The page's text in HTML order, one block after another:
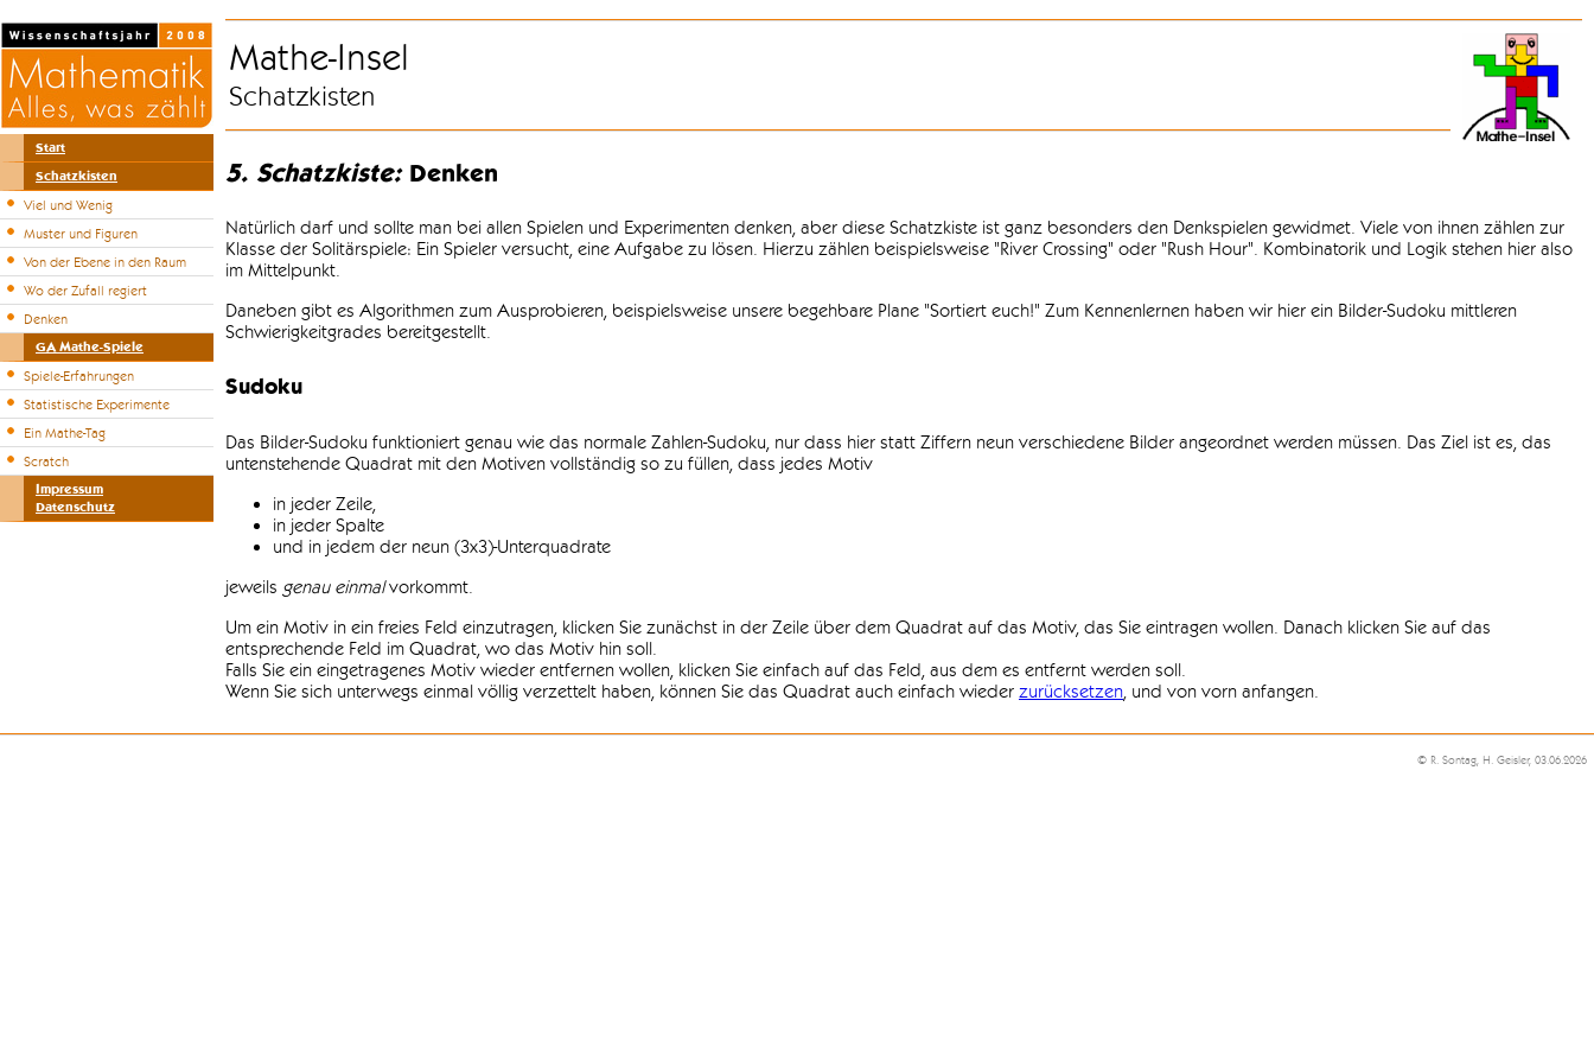
Start
Schatzkisten
Viel und Wenig
Muster und Figuren
Von der Ebene in den Raum
Wo der Zufall regiert
Denken
GA Mathe-Spiele
Spiele-Erfahrungen
Statistische Experimente
Ein Mathe-Tag
Scratch
Impressum
Datenschutz
Mathe-Insel
Schatzkisten
5. Schatzkiste:Denken
Natürlich darf und sollte man bei allen Spielen und Experimenten denken, aber diese Schatzkiste ist ganz besonders den Denkspielen gewidmet. Viele von ihnen zählen zur
Klasse der Solitärspiele: Ein Spieler versucht, eine Aufgabe zu lösen. Hierzu zählen beispielsweise "River Crossing" oder "Rush Hour". Kombinatorik und Logik stehen hier also
im Mittelpunkt.
Daneben gibt es Algorithmen zum Ausprobieren, beispielsweise unsere begehbare Plane "Sortiert euch!" Zum Kennenlernen haben wir hier ein Bilder-Sudoku mittleren
Schwierigkeitgrades bereitgestellt.
Sudoku
Das Bilder-Sudoku funktioniert genau wie das normale Zahlen-Sudoku, nur dass hier statt Ziffern neun verschiedene Bilder angeordnet werden müssen. Das Ziel ist es, das
untenstehende Quadrat mit den Motiven vollständig so zu füllen, dass jedes Motiv
in jeder Zeile,
in jeder Spalte
und in jedem der neun (3x3)-Unterquadrate
jeweils genau einmalvorkommt.
Um ein Motiv in ein freies Feld einzutragen, klicken Sie zunächst in der Zeile über dem Quadrat auf das Motiv, das Sie eintragen wollen. Danach klicken Sie auf das
entsprechende Feld im Quadrat, wo das Motiv hin soll.
Falls Sie ein eingetragenes Motiv wieder entfernen wollen, klicken Sie einfach auf das Feld, aus dem es entfernt werden soll.
Wenn Sie sich unterwegs einmal völlig verzettelt haben, können Sie das Quadrat auch einfach wieder zurücksetzen, und von vorn anfangen.
© R. Sontag, H. Geisler, 03.06.2026